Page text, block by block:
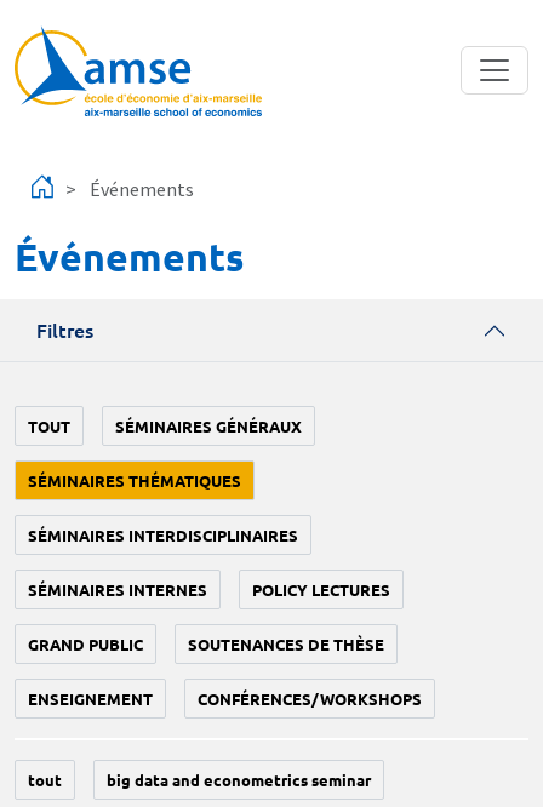
Événements
Événements
Filtres
TOUT SÉMINAIRES GÉNÉRAUX
SÉMINAIRES THÉMATIQUES
SÉMINAIRES INTERDISCIPLINAIRES
SÉMINAIRES INTERNES POLICY LECTURES
GRAND PUBLIC SOUTENANCES DE THÈSE
ENSEIGNEMENT CONFÉRENCES/WORKSHOPS
tout big data and econometrics seminar